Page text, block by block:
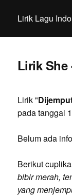
Lirik Lagu
Lirik She
Lirik "
pada tanggal
Belum ada
Berikut
bibir merah,
yang